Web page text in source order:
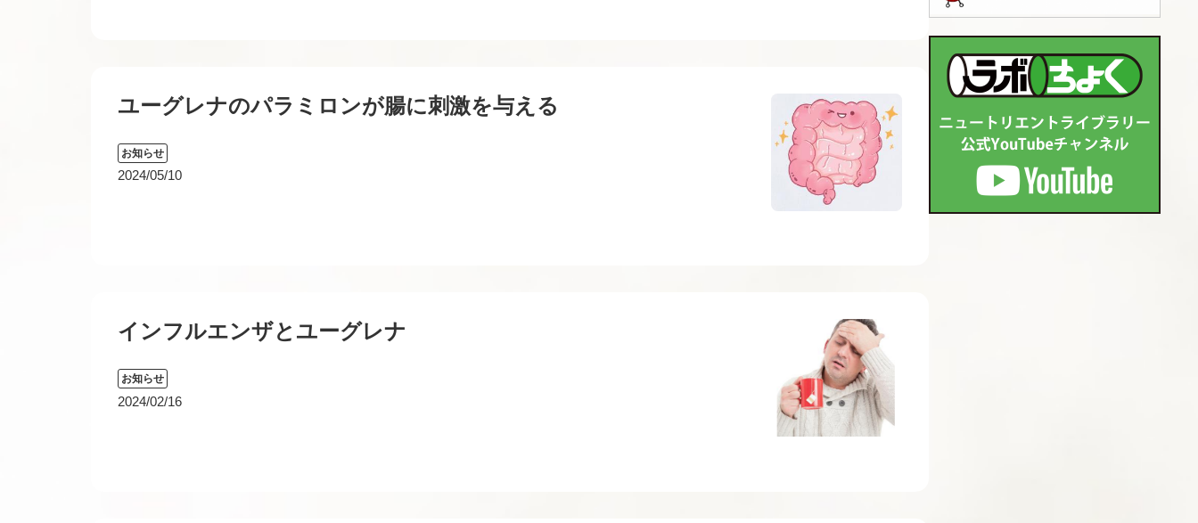
ユーグレナのパラミロンが腸に刺激を与える
お知らせ
2024/05/10
インフルエンザとユーグレナ
お知らせ
2024/02/16